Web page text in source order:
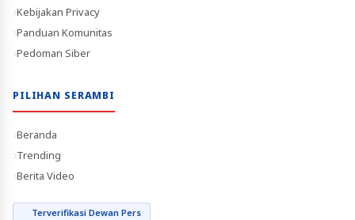
Kebijakan Privacy
Panduan Komunitas
Pedoman Siber
PILIHAN SERAMBI
Beranda
Trending
Berita Video
Terverifikasi Dewan Pers